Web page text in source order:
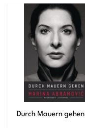
Durch Mauern gehen